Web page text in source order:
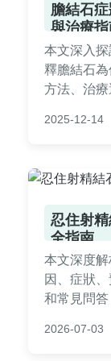
膽結石
與治療
本文深入
釋膽結石
方法、治
2025-12-14
忍住射
全指南
本文深度
因、症狀
和常見問
性健康的讀
2026-07-03